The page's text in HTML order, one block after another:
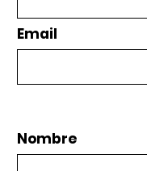
Email
Nombre